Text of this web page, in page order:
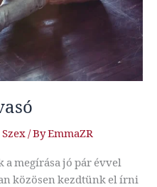
Szex/ ByEmmaZR
megírása jó pár évvel
közösen kezdtünk el írni